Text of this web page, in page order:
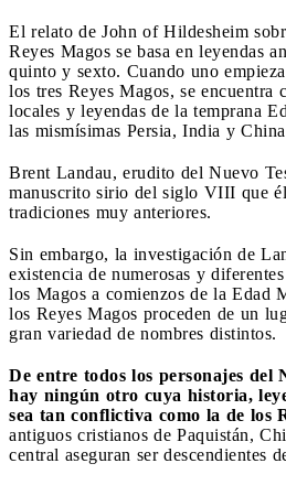
El relato de John of Hildesheim
Reyes Magos se basa en leyendas
quinto y sexto. Cuando uno
los tres Reyes Magos, se encuentra
locales y leyendas de la temprana
las mismísimas Persia, India y
Brent Landau, erudito del Nuevo
manuscrito sirio del siglo VIII que
tradiciones muy anteriores.
Sin embargo, la investigación de
existencia de numerosas y
los Magos a comienzos de la Edad
los Reyes Magos proceden de un
gran variedad de nombres distintos.
De entre todos los personajes del
hay ningún otro cuya historia,
sea tan conflictiva como la de los
antiguos cristianos de Paquistán,
central aseguran ser descendientes